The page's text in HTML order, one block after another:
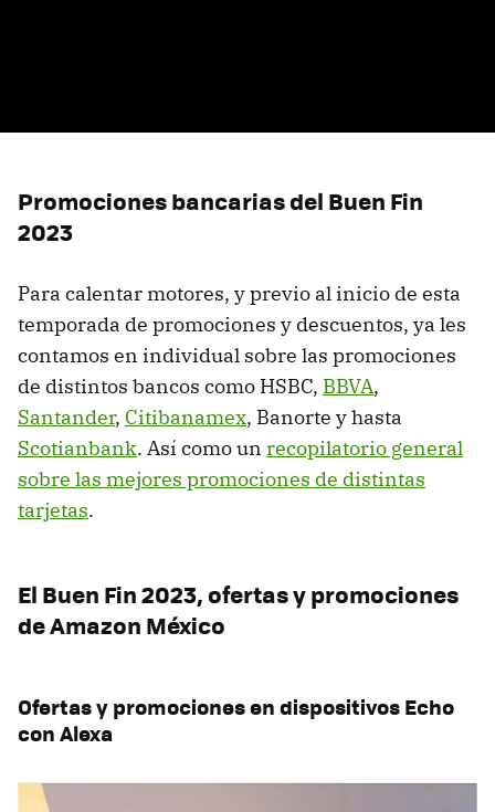
Promociones bancarias del Buen Fin
2023
Para calentar motores, y previo al inicio de esta
temporada de promociones y descuentos, ya les
contamos en individual sobre las promociones
de distintos bancos como HSBC, BBVA,
Santander, Citibanamex, Banorte y hasta
Scotianbank. Así como un recopilatorio general
sobre las mejores promociones de distintas
tarjetas.
El Buen Fin 2023, ofertas y promociones
de Amazon México
Ofertas y promociones en dispositivos Echo
con Alexa